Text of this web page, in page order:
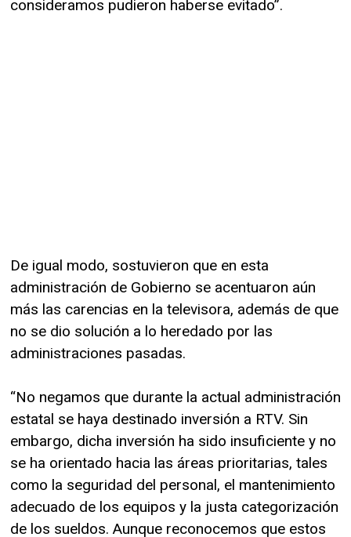
consideramos pudieron haberse evitado”.
De igual modo, sostuvieron que en esta
administración de Gobierno se acentuaron aún
más las carencias en la televisora, además de que
no se dio solución a lo heredado por las
administraciones pasadas.
“No negamos que durante la actual administración
estatal se haya destinado inversión a RTV. Sin
embargo, dicha inversión ha sido insuficiente y no
se ha orientado hacia las áreas prioritarias, tales
como la seguridad del personal, el mantenimiento
adecuado de los equipos y la justa categorización
de los sueldos. Aunque reconocemos que estos